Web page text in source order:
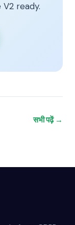
V2 ready.
सभी पढ़ें →